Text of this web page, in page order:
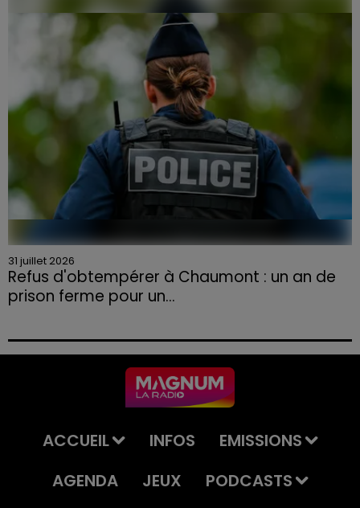
la Chambre d'agriculture des Vosges a lancé un appel
aux agriculteurs volontaires pour venir en aide...
31 juillet 2026
Refus d'obtempérer à Chaumont : un an de
prison ferme pour un...
permis et la confiscation de son véhicule.
ACCUEIL INFOS
EMISSIONS
AGENDA
JEUX PODCASTS